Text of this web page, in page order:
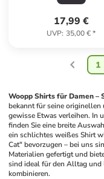
17,99 €
UVP: 35,00 €*
1
Woopp Shirts für Damen –
bekannt für seine
gewisse Etwas verleihen. In
finden Sie eine breite
ein schlichtes weißes Shirt
Cat" bevorzugen – bei uns
Materialien gefertigt und
sind ideal für den Alltag und
kombinieren.